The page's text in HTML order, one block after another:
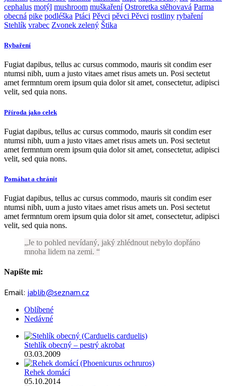
cephalus motýl mushroom muškaření Ostroretka stěhovavá Parma
obecná pike podléška Ptáci Pěvci pěvci Pěvci rostliny rybaření
Stehlík vrabec Zvonek zelený Štika
Rybaření
Fugiat dapibus, tellus ac cursus commodo, mauris sit condim eser
ntumsi nibh, uum a justo vitaes amet risus amets un. Posi sectetut
amet fermntum orem ipsum quia dolor sit amet, consectetur, adipisci
velit, sed quia nons.
Příroda jako celek
Fugiat dapibus, tellus ac cursus commodo, mauris sit condim eser
ntumsi nibh, uum a justo vitaes amet risus amets un. Posi sectetut
amet fermntum orem ipsum quia dolor sit amet, consectetur, adipisci
velit, sed quia nons.
Pomáhat a chránit
Fugiat dapibus, tellus ac cursus commodo, mauris sit condim eser
ntumsi nibh, uum a justo vitaes amet risus amets un. Posi sectetut
amet fermntum orem ipsum quia dolor sit amet, consectetur, adipisci
velit, sed quia nons.
Je to pohled nevídaný, jaký zhlédnout nebylo dopřáno
mnoha lidem na zemi.
Napište mi:
Email: jablib@seznam.cz
Oblíbené
Nedávné
Stehlík obecný – pestrý akrobat
03.03.2009
Rehek domácí
05.10.2014